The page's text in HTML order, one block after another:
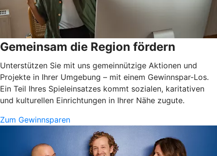
Gemeinsam die Region fördern
Unterstützen Sie mit uns gemeinnützige Aktionen und
Projekte in Ihrer Umgebung – mit einem Gewinnspar-Los.
Ein Teil Ihres Spieleinsatzes kommt sozialen, karitativen
und kulturellen Einrichtungen in Ihrer Nähe zugute.
Zum Gewinnsparen